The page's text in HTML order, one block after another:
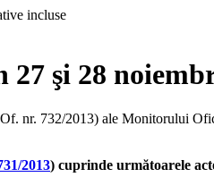
şi 28
nr. 732/2013) ale Monitorului
2013) cuprinde următoarele